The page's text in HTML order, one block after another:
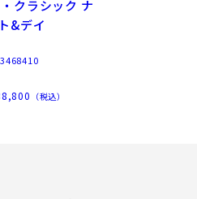
クラシック ナ
&デイ
（税込）